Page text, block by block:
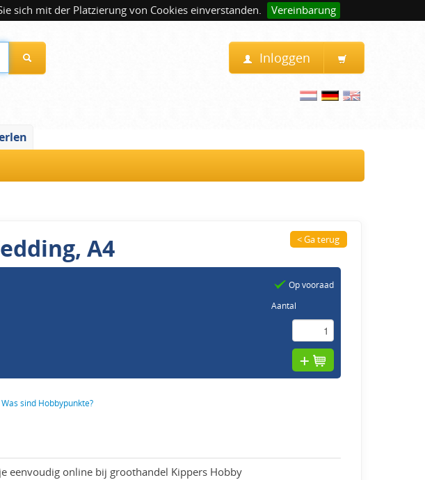
sich mit der Platzierung von Cookies einverstanden. Vereinbarung
Inloggen
A4 < Ga terug
Op vooraad
Aantal
Was sind Hobbypunkte?
eenvoudig online bij groothandel Kippers Hobby